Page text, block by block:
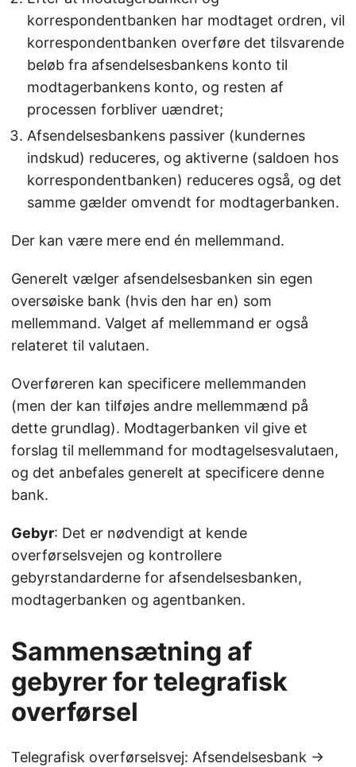
korrespondentbanken har modtaget ordren, vil
korrespondentbanken overføre det tilsvarende
beløb fra afsendelsesbankens konto til
modtagerbankens konto, og resten af
processen forbliver uændret;
Afsendelsesbankens passiver (kundernes
indskud) reduceres, og aktiverne (saldoen hos
korrespondentbanken) reduceres også, og det
samme gælder omvendt for modtagerbanken.
Der kan være mere end én mellemmand.
Generelt vælger afsendelsesbanken sin egen
oversøiske bank (hvis den har en) som
mellemmand. Valget af mellemmand er også
relateret til valutaen.
Overføreren kan specificere mellemmanden
(men der kan tilføjes andre mellemmænd på
dette grundlag). Modtagerbanken vil give et
forslag til mellemmand for modtagelsesvalutaen,
og det anbefales generelt at specificere denne
bank.
Gebyr: Det er nødvendigt at kende
overførselsvejen og kontrollere
gebyrstandarderne for afsendelsesbanken,
modtagerbanken og agentbanken.
Sammensætning af
gebyrer for telegrafisk
overførsel
Telegrafisk overførselsvej: Afsendelsesbank →